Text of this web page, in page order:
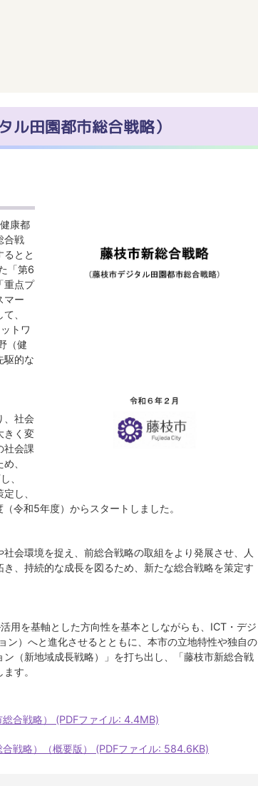
ル田園都市総合戦略）
康都
合戦
とと
「第6
重点プ
マー
、
トワ
（健
駆的な
、社会
きく変
社会課
、
、
し、
令和5年度）からスタートしました。
会環境を捉え、前総合戦略の取組をより発展させ、人
、持続的な成長を図るため、新たな総合戦略を策定す
用を基軸とした方向性を基本としながらも、ICT・デジ
ン）へと進化させるとともに、本市の立地特性や独自の
（新地域成長戦略）」を打ち出し、「藤枝市新総合戦
す。
合戦略） (PDFファイル: 4.4MB)
戦略）（概要版） (PDFファイル: 584.6KB)